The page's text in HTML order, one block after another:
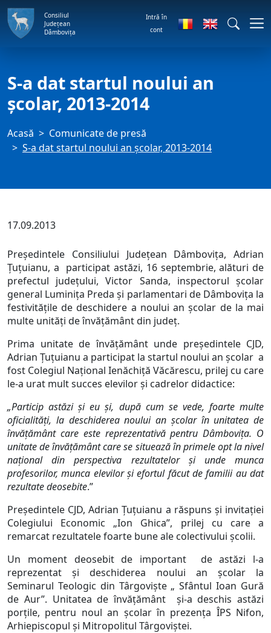
Consiliul
Județean
Dâmbovița
Intră în
cont
S-a dat startul noului an
şcolar, 2013-2014
Acasă
Comunicate de presă
S-a dat startul noului an şcolar, 2013-2014
17.09.2013
Preşedintele Consiliului Judeţean Dâmboviţa, Adrian
Ţuţuianu, a participat astăzi, 16 septembrie, alături de
prefectul judeţului, Victor Sanda, inspectorul şcolar
general Luminiţa Preda şi parlamentari de Dâmboviţa la
festivităţile de deschidere a noului an şcolar de la mai
multe unităţi de învăţământ din judeţ.
Prima unitate de învăţământ unde preşedintele CJD,
Adrian Ţuţuianu a participat la startul noului an şcolar a
fost Colegiul Naţional Ienăchiţă Văcărescu, prilej cu care
le-a urat mult succes elevilor şi cadrelor didactice:
„Particip astăzi şi eu şi, după cum se vede, foarte multe
oficialităţi, la deschiderea noului an şcolar în unitatea de
învăţământ care este reprezentativă pentru Dâmboviţa. O
unitate de învăţământ care se situează în primele opt la nivel
naţional din perspectiva rezultatelor şi unde munca
profesorilor, munca elevilor şi efortul făcut de familii au dat
rezultate deosebite.”
Preşedintele CJD, Adrian Ţuţuianu a răspuns şi invitaţiei
Colegiului Economic „Ion Ghica”, prilej cu care a
remarcat rezultatele foarte bune ale colectivului şcolii.
Un moment deosebit de important de astăzi l-a
reprezentat şi deschiderea noului an şcolar la
Seminarul Teologic din Târgovişte „ Sfântul Ioan Gură
de Aur”. Unitatea de învăţământ şi-a deschis astăzi
porţile, pentru noul an şcolar în prezenţa ÎPS Nifon,
Arhiepiscopul şi Mitropolitul Târgoviştei.